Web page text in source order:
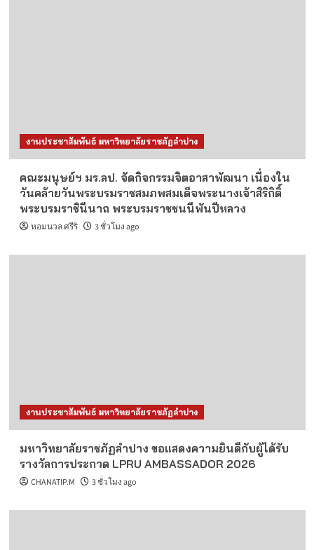
งานประชาสัมพันธ์ มหาวิทยาลัยราชภัฏลำปาง
คณะมนุษย์ฯ มร.ลป. จัดกิจกรรมจิตอาสาพัฒนา เนื่องใน
วันคล้ายวันพระบรมราชสมภพสมเด็จพระนางเจ้าสิริกิติ์
พระบรมราชินีนาถ พระบรมราชชนนีพันปีหลวง
หอมนวล ศรีริ 3 ชั่วโมง ago
งานประชาสัมพันธ์ มหาวิทยาลัยราชภัฏลำปาง
มหาวิทยาลัยราชภัฏลำปาง ขอแสดงความยินดีกับผู้ได้รับ
รางวัลการประกวด LPRU AMBASSADOR 2026
CHANATIP.M 3 ชั่วโมง ago